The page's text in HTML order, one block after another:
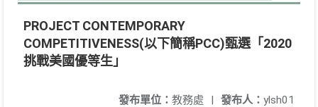
PROJECT CONTEMPORARY
COMPETITIVENESS(以下簡稱PCC)甄選「2020
挑戰美國優等生」
發布人： ylsh01
發布單位： 教務處 |